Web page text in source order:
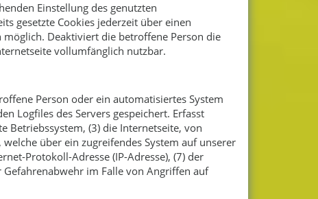
Einstellung des genutzten
gesetzte Cookies jederzeit über einen
Deaktiviert die betroffene Person die
vollumfänglich nutzbar.
Person oder ein automatisiertes System
Logfiles des Servers gespeichert. Erfasst
Betriebssystem, (3) die Internetseite, von
über ein zugreifendes System auf unserer
Protokoll-Adresse (IP-Adresse), (7) der
im Falle von Angriffen auf